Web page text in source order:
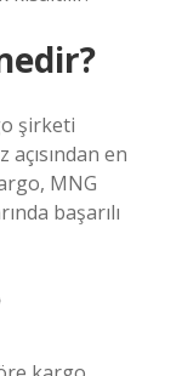
şirketi
açısından en
MNG
başarılı